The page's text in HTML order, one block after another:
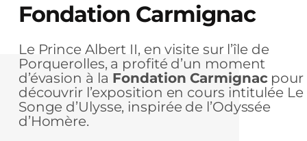
Fondation Carmignac
Le Prince Albert II, en visite sur l’île de
Porquerolles, a profité d’un moment
d’évasion à la Fondation Carmignacpour
découvrir l’exposition en cours intitulée Le
Songe d’Ulysse, inspirée de l’Odyssée
d’Homère.